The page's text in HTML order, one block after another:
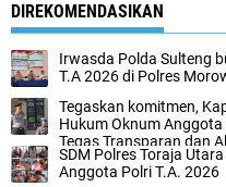
DIREKOMENDASIKAN
Irwasda Polda Sulteng
T.A 2026 di Polres
Tegaskan komitmen,
Hukum Oknum Anggota
Tegas Transparan dan
SDM Polres Toraja
Anggota Polri T.A. 2026